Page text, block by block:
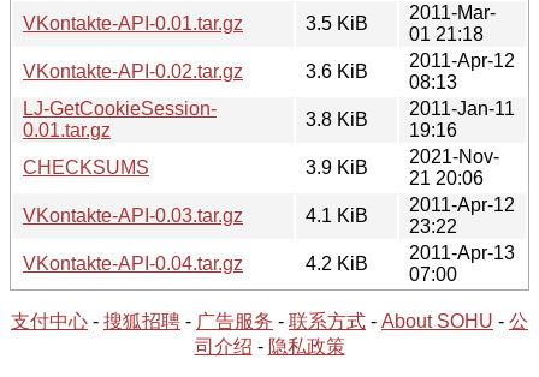
VKontakte-API-0.01.tar.gz
3.5 KiB
2011-Mar-
01 21:18
VKontakte-API-0.02.tar.gz
3.6 KiB
2011-Apr-12
08:13
LJ-GetCookieSession-
0.01.tar.gz
3.8 KiB
2011-Jan-11
19:16
CHECKSUMS
3.9 KiB
2021-Nov-
21 20:06
VKontakte-API-0.03.tar.gz
4.1 KiB
2011-Apr-12
23:22
VKontakte-API-0.04.tar.gz
4.2 KiB
2011-Apr-13
07:00
支付中心 - 搜狐招聘 - 广告服务 - 联系方式 - About SOHU - 公
司介绍 - 隐私政策